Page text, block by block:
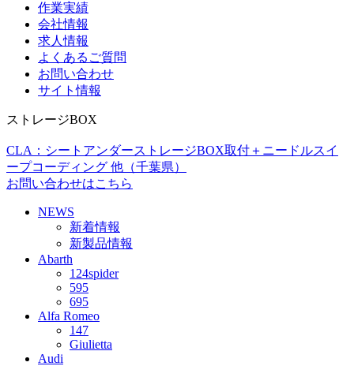
作業実績
会社情報
求人情報
よくあるご質問
お問い合わせ
サイト情報
ストレージBOX
CLA：シートアンダーストレージBOX取付＋ニードルスイ
ープコーディング 他（千葉県）
お問い合わせはこちら
NEWS
新着情報
新製品情報
Abarth
124spider
595
695
Alfa Romeo
147
Giulietta
Audi